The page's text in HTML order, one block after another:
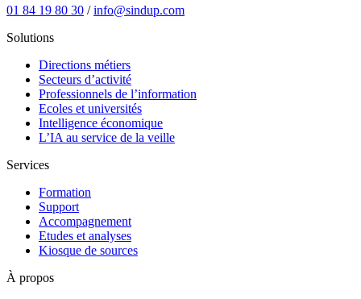
01 84 19 80 30 /info@sindup.com
Solutions
Directions métiers
Secteurs d’activité
Professionnels de l’information
Ecoles et universités
Intelligence économique
L’IA au service de la veille
Services
Formation
Support
Accompagnement
Etudes et analyses
Kiosque de sources
À propos